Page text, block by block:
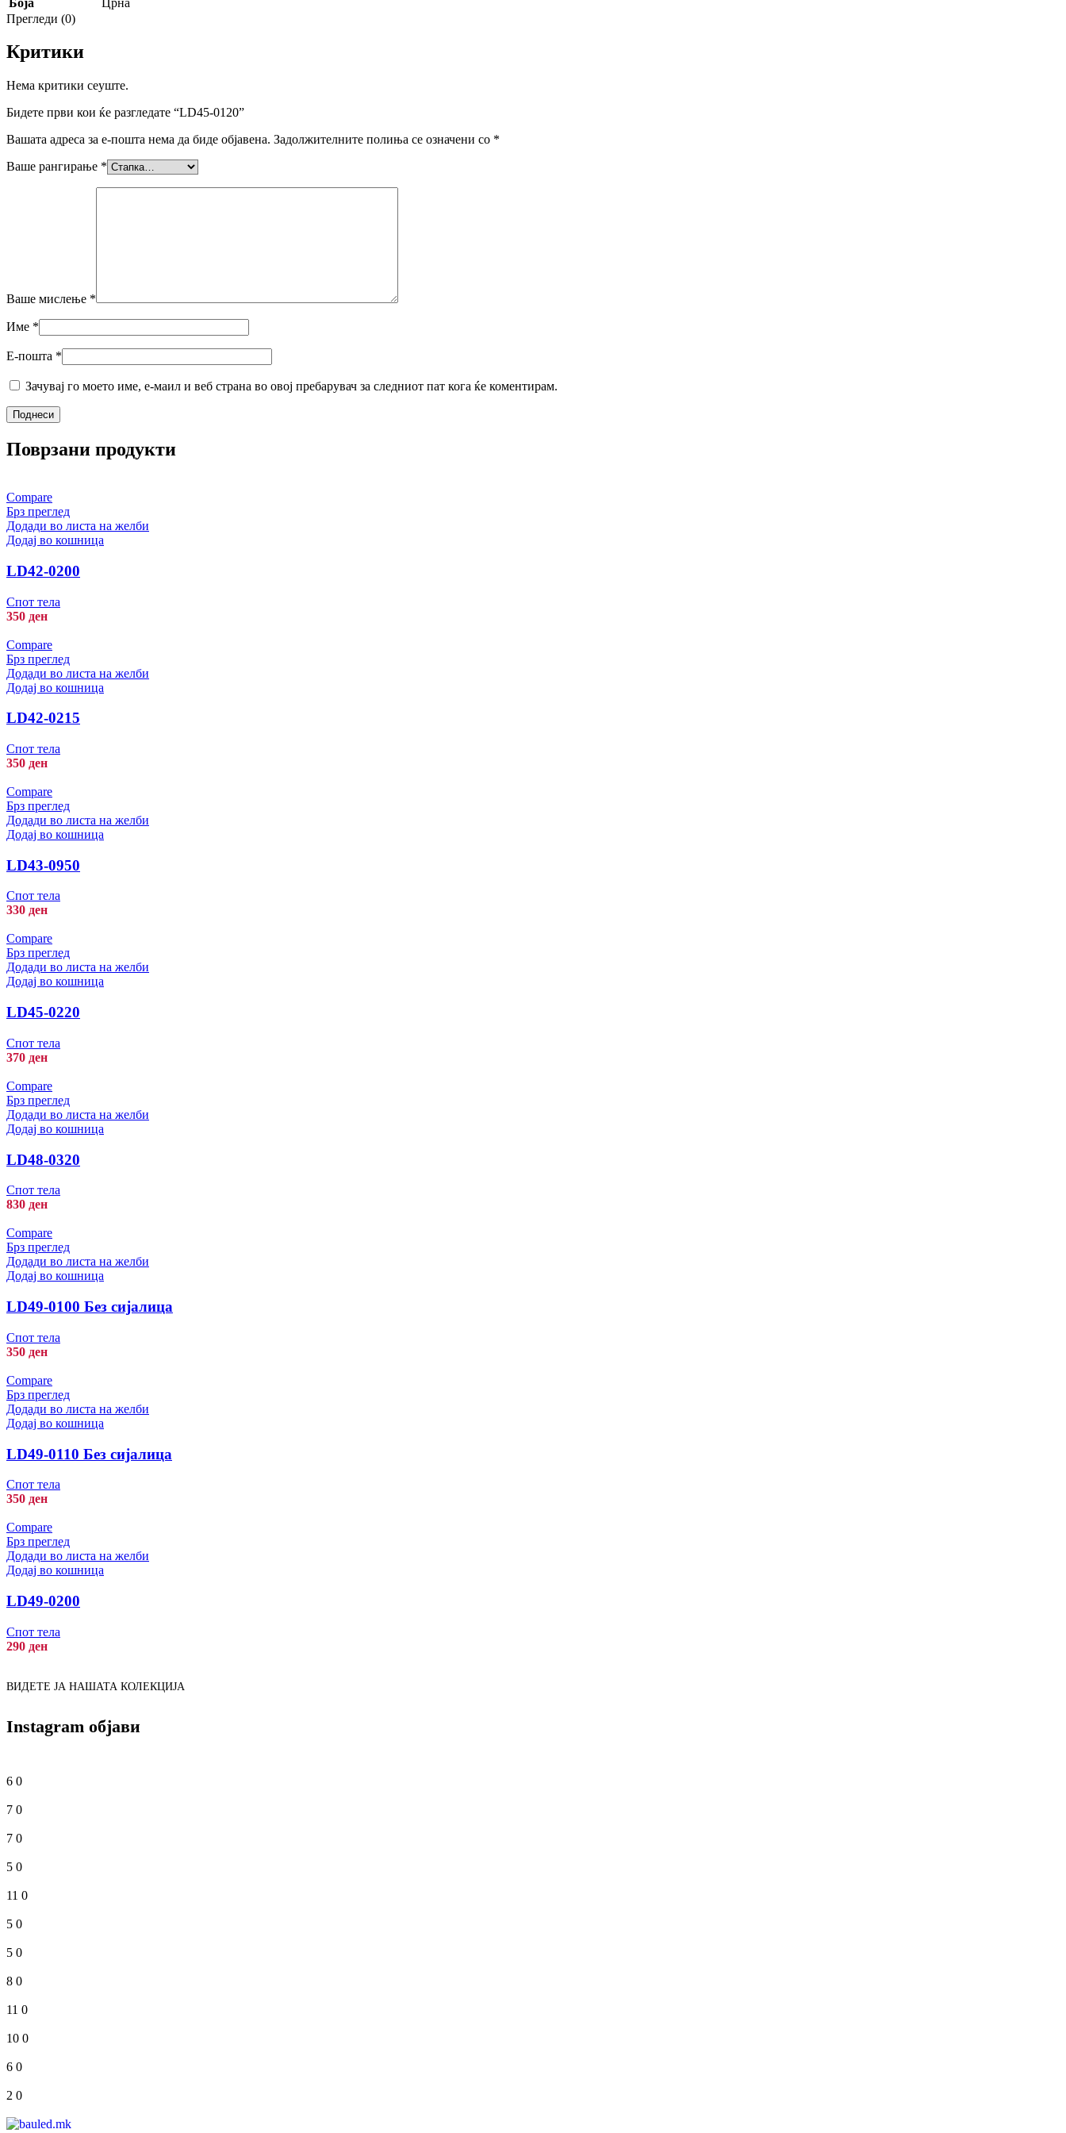
Прегледи (0)
Критики
Нема критики сеуште.
Бидете први кои ќе разгледате “LD45-0120”
Вашата адреса за е-пошта нема да биде објавена. Задолжителните полиња се означени со *
Ваше рангирање *
Ваше мислење *
Име *
Е-пошта *
Зачувај го моето име, е-маил и веб страна во овој пребарувач за следниот пат кога ќе коментирам.
Поврзани продукти
Compare
Брз преглед
Додади во листа на желби
Додај во кошница
LD42-0200
Спот тела
350 ден
Compare
Брз преглед
Додади во листа на желби
Додај во кошница
LD42-0215
Спот тела
350 ден
Compare
Брз преглед
Додади во листа на желби
Додај во кошница
LD43-0950
Спот тела
330 ден
Compare
Брз преглед
Додади во листа на желби
Додај во кошница
LD45-0220
Спот тела
370 ден
Compare
Брз преглед
Додади во листа на желби
Додај во кошница
LD48-0320
Спот тела
830 ден
Compare
Брз преглед
Додади во листа на желби
Додај во кошница
LD49-0100 Без сијалица
Спот тела
350 ден
Compare
Брз преглед
Додади во листа на желби
Додај во кошница
LD49-0110 Без сијалица
Спот тела
350 ден
Compare
Брз преглед
Додади во листа на желби
Додај во кошница
LD49-0200
Спот тела
290 ден
ВИДЕТЕ ЈА НАШАТА КОЛЕКЦИЈА
Instagram објави
6 0
7 0
7 0
5 0
11 0
5 0
5 0
8 0
11 0
10 0
6 0
2 0